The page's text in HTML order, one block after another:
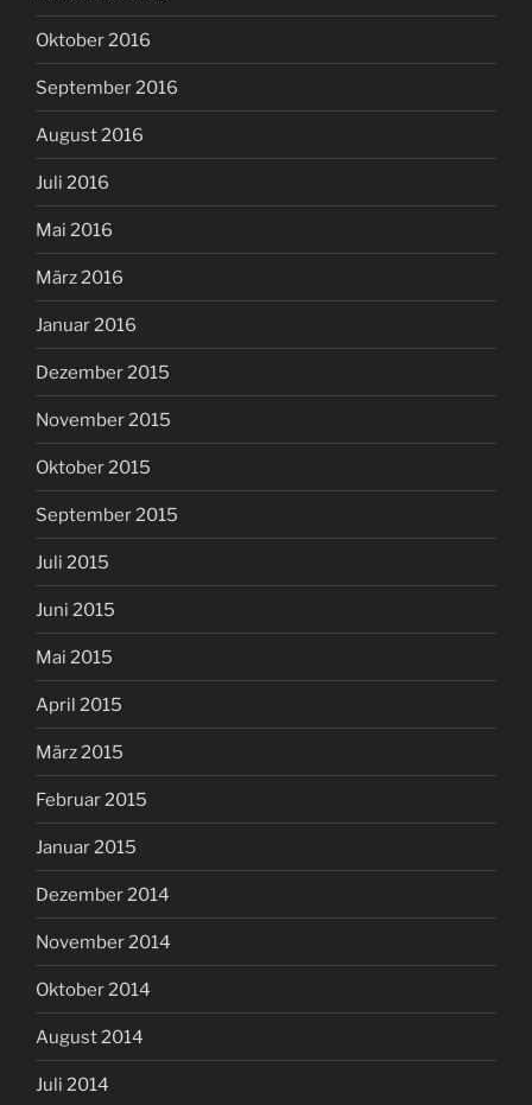
Oktober 2016
September 2016
August 2016
Juli 2016
Mai 2016
März 2016
Januar 2016
Dezember 2015
November 2015
Oktober 2015
September 2015
Juli 2015
Juni 2015
Mai 2015
April 2015
März 2015
Februar 2015
Januar 2015
Dezember 2014
November 2014
Oktober 2014
August 2014
Juli 2014